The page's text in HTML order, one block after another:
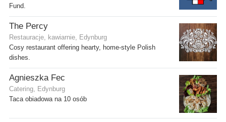
Fund.
The Percy
Restauracje, kawiarnie, Edynburg
Cosy restaurant offering hearty, home-style Polish
dishes.
Agnieszka Fec
Catering, Edynburg
Taca obiadowa na 10 osób